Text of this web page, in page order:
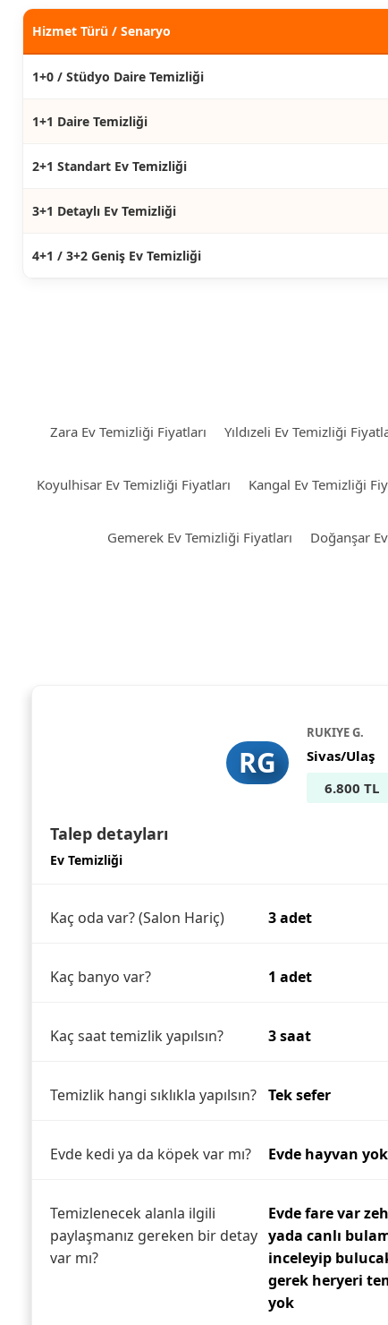
Hizmet Türü / Senaryo
1+0 / Stüdyo Daire Temizliği
1+1 Daire Temizliği
2+1 Standart Ev Temizliği
3+1 Detaylı Ev Temizliği
4+1 / 3+2 Geniş Ev Temizliği
Zara Ev Temizliği Fiyatları Yıldızeli Ev Temizliği
Koyulhisar Ev Temizliği Fiyatları Kangal Ev Temizliği
Gemerek Ev Temizliği Fiyatları Doğanşar
RG
RUKIYE G.
Sivas/Ulaş
6.800 TL
Talep detayları
Ev Temizliği
Kaç oda var? (Salon Hariç) 3 adet
Kaç banyo var? 1 adet
Kaç saat temizlik yapılsın? 3 saat
Temizlik hangi sıklıkla yapılsın? Tek sefer
Evde kedi ya da köpek var mı? Evde hayvan yok
Temizlenecek alanla ilgili
paylaşmanız gereken bir detay
var mı?
Evde fare var
yada canlı
inceleyip
gerek heryeri
yok